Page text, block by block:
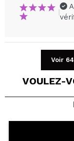
Votre
|
Voir
VOULEZ-